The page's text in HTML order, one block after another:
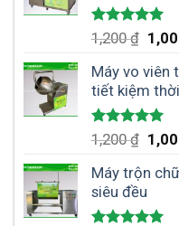
Được xếp
hạng
5.00
5 sao
1,200₫
Máy vo viên
tiết kiệm
Được xếp
hạng
5.00
5 sao
1,200₫
Máy trộn
siêu đều